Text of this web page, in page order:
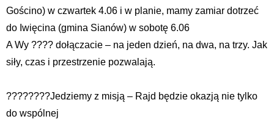
Gościno) w czwartek 4.06 i w planie, mamy zamiar dotrzeć
do Iwięcina (gmina Sianów) w sobotę 6.06
A Wy ???? dołączacie – na jeden dzień, na dwa, na trzy. Jak
siły, czas i przestrzenie pozwalają.
????????Jedziemy z misją – Rajd będzie okazją nie tylko
do wspólnej